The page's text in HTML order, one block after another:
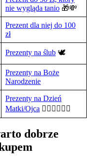
nie wygląda tanio 🎁💸
Prezent dla niej do 100
zł
Prezenty na ślub 🕊️
Prezenty na Boże
Narodzenie
Prezenty na Dzień
Matki/Ojca 👱🏻‍♀️🧔🏻‍♀️
dobrze